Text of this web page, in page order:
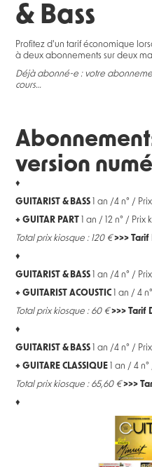
& Bass
Profitez d'un tarif économique
à deux abonnements sur deux
Déjà abonné-e : votre
cours…
version
♦
GUITARIST & BASS 1 an /4 n° /
+ GUITAR PART
1 an / 12 n° /
Total prix kiosque : 120 €>>> Tarif
♦
GUITARIST & BASS 1 an /4 n° /
+ GUITARIST ACOUSTIC 1 an / 4
Total prix kiosque : 60 €>>> Tarif
♦
GUITARIST & BASS 1 an /4 n° /
+ GUITARE CLASSIQUE 1 an / 4
Total prix kiosque : 65,60 €>>>
♦